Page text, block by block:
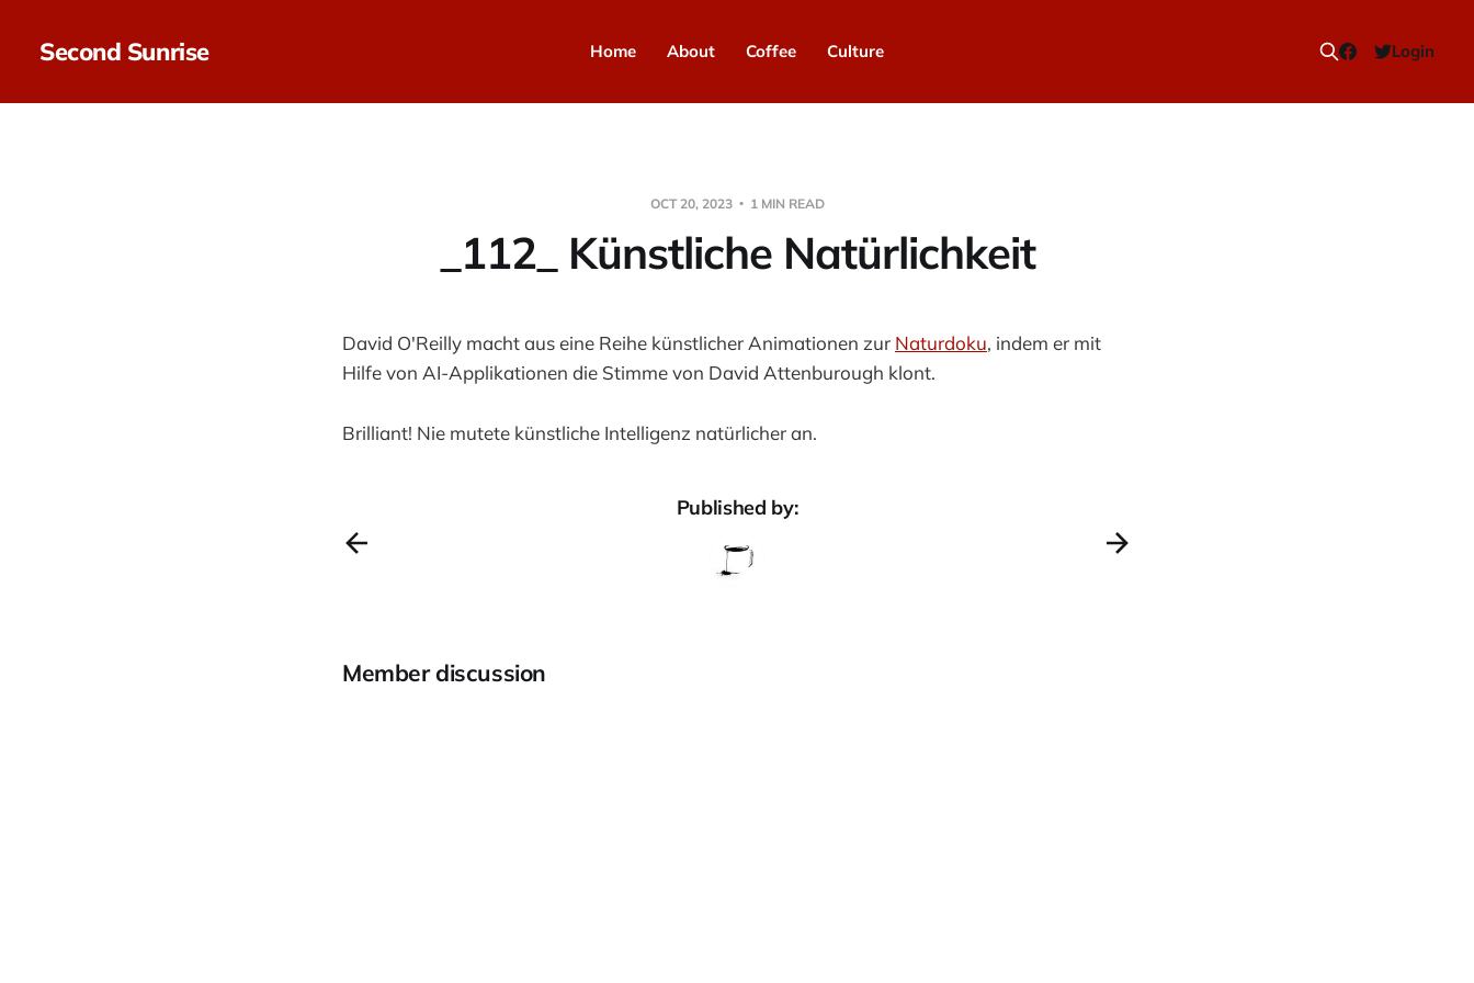
Second Sunrise Home About Coffee Culture Login
OCT 20, 2023 1 MIN READ
_112_ Künstliche Natürlichkeit
David O'Reilly macht aus eine Reihe künstlicher Animationen zur Naturdoku, indem er mit
Hilfe von AI-Applikationen die Stimme von David Attenburough klont.
Brilliant! Nie mutete künstliche Intelligenz natürlicher an.
Published by:
Member discussion